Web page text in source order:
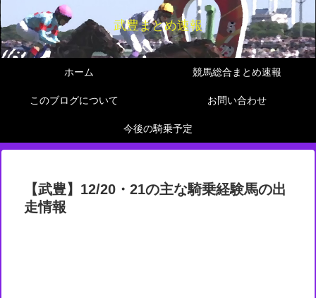
武豊まとめ速報
ホーム 競馬総合まとめ速報
このブログについて お問い合わせ
今後の騎乗予定
【武豊】12/20・21の主な騎乗経験馬の出
走情報